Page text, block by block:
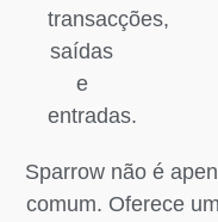
transacções,
saídas
e
entradas.
Sparrow não é
comum. Oferece